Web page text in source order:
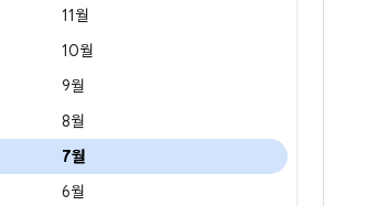
11월
10월
9월
8월
7월
6월